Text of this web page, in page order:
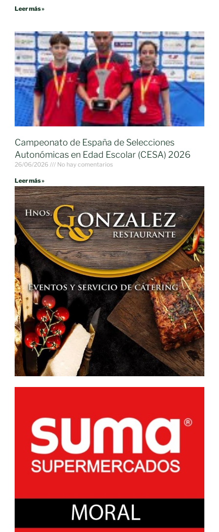
Leer más »
Campeonato de España de Selecciones
Autonómicas en Edad Escolar (CESA) 2026
26/06/2026 No hay comentarios
Leer más »